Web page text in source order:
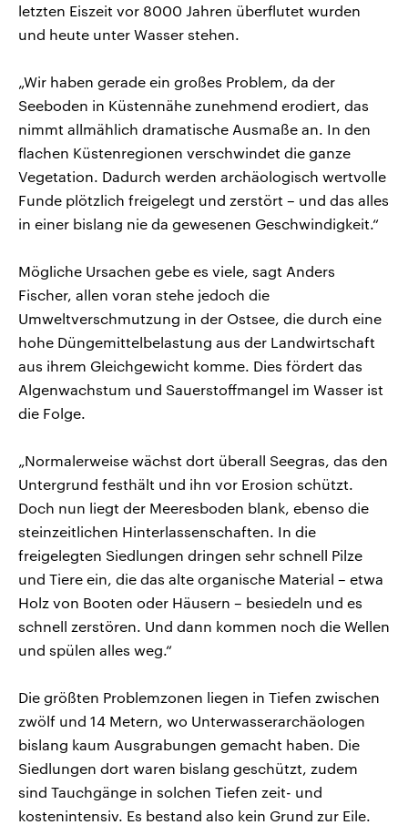
letzten Eiszeit vor 8000 Jahren überflutet wurden
und heute unter Wasser stehen.
„Wir haben gerade ein großes Problem, da der
Seeboden in Küstennähe zunehmend erodiert, das
nimmt allmählich dramatische Ausmaße an. In den
flachen Küstenregionen verschwindet die ganze
Vegetation. Dadurch werden archäologisch wertvolle
Funde plötzlich freigelegt und zerstört – und das alles
in einer bislang nie da gewesenen Geschwindigkeit.“
Mögliche Ursachen gebe es viele, sagt Anders
Fischer, allen voran stehe jedoch die
Umweltverschmutzung in der Ostsee, die durch eine
hohe Düngemittelbelastung aus der Landwirtschaft
aus ihrem Gleichgewicht komme. Dies fördert das
Algenwachstum und Sauerstoffmangel im Wasser ist
die Folge.
„Normalerweise wächst dort überall Seegras, das den
Untergrund festhält und ihn vor Erosion schützt.
Doch nun liegt der Meeresboden blank, ebenso die
steinzeitlichen Hinterlassenschaften. In die
freigelegten Siedlungen dringen sehr schnell Pilze
und Tiere ein, die das alte organische Material – etwa
Holz von Booten oder Häusern – besiedeln und es
schnell zerstören. Und dann kommen noch die Wellen
und spülen alles weg.“
Die größten Problemzonen liegen in Tiefen zwischen
zwölf und 14 Metern, wo Unterwasserarchäologen
bislang kaum Ausgrabungen gemacht haben. Die
Siedlungen dort waren bislang geschützt, zudem
sind Tauchgänge in solchen Tiefen zeit- und
kostenintensiv. Es bestand also kein Grund zur Eile.